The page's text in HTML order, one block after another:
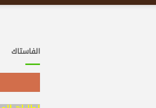
الفاستاك